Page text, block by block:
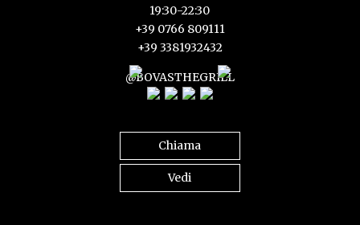
19:30-22:30
+39 0766 809111
+39 3381932432
@BOVASTHEGRILL
Chiama
Vedi